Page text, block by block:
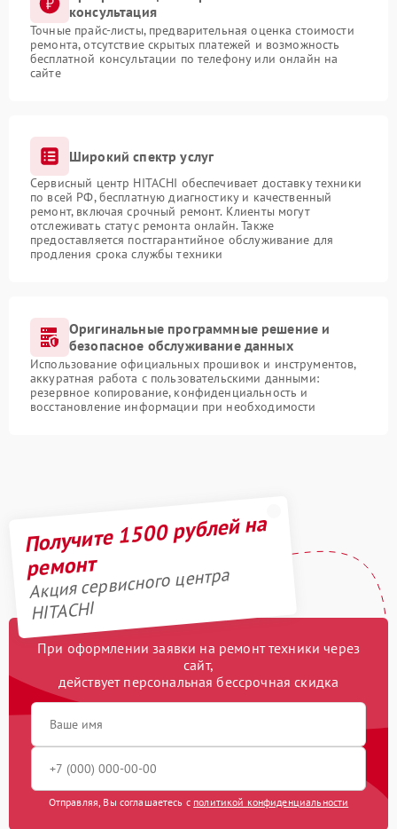
консультация
Точные прайс-листы, предварительная оценка стоимости
ремонта, отсутствие скрытых платежей и возможность
бесплатной консультации по телефону или онлайн на
сайте
Широкий спектр услуг
Сервисный центр HITACHI обеспечивает доставку техники
по всей РФ, бесплатную диагностику и качественный
ремонт, включая срочный ремонт. Клиенты могут
отслеживать статус ремонта онлайн. Также
предоставляется постгарантийное обслуживание для
продления срока службы техники
Оригинальные программные решение и
безопасное обслуживание данных
Использование официальных прошивок и инструментов,
аккуратная работа с пользовательскими данными:
резервное копирование, конфиденциальность и
восстановление информации при необходимости
Получите 1500 рублей на
ремонт
Акция сервисного центра
HITACHI
При оформлении заявки на ремонт техники через
сайт,
действует персональная бессрочная скидка
Отправляя, Вы соглашаетесь с политикой конфиденциальности